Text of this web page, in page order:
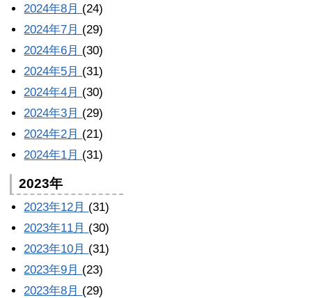
2024年8月 (24)
2024年7月 (29)
2024年6月 (30)
2024年5月 (31)
2024年4月 (30)
2024年3月 (29)
2024年2月 (21)
2024年1月 (31)
2023年
2023年12月 (31)
2023年11月 (30)
2023年10月 (31)
2023年9月 (23)
2023年8月 (29)